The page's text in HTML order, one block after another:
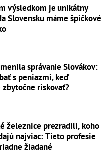
výsledkom je unikátny
Slovensku máme špičkové
správanie Slovákov:
s peniazmi, keď
zbytočne riskovať?
železnice prezradili, koho
najviac: Tieto profesie
žiadané